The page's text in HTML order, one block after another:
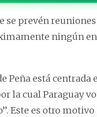
prevén
ningún
está centrada
la cual Paraguay
Este es otro